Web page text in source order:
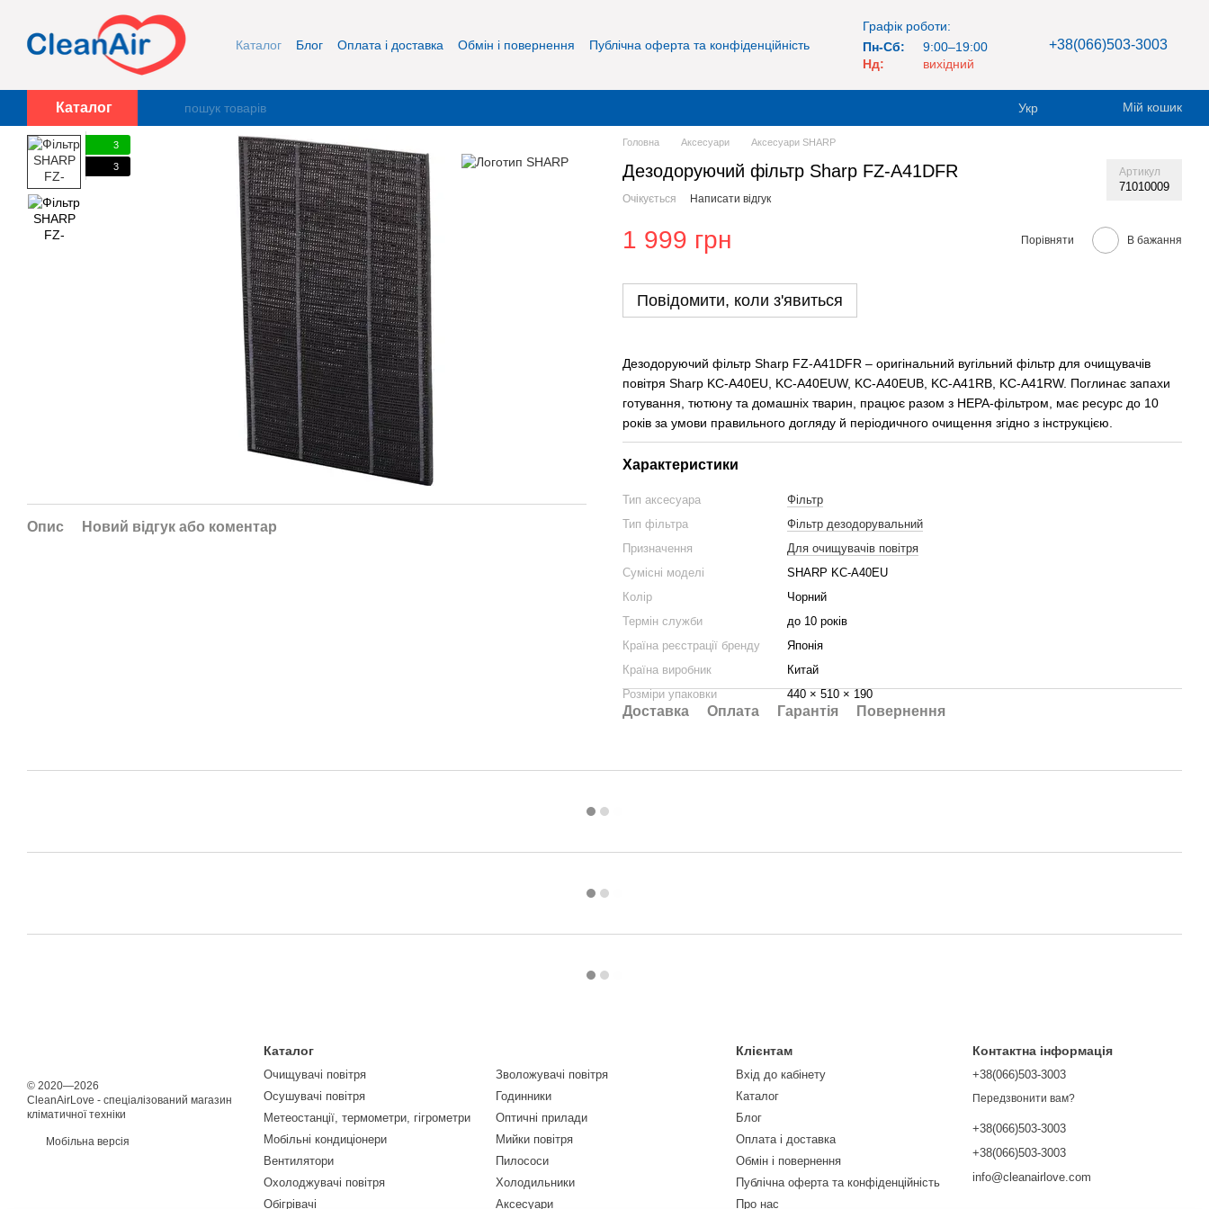
Перейти до основного контенту
Каталог Блог Оплата і доставка Обмін і повернення
Публічна оферта та конфіденційність
Графік роботи:
Пн-Сб:
9:00–19:00
Нд:
вихідний
+38(066)503-3003
Каталог Укр Мій кошик
3
3
Опис Новий відгук або коментар
Головна Аксесуари Аксесуари SHARP
Дезодоруючий фільтр Sharp FZ-A41DFR Артикул
71010009
Очікується Написати відгук
1 999 грн Порівняти В бажання
Повідомити, коли з'явиться
Дезодоруючий фільтр Sharp FZ-A41DFR – оригінальний вугільний фільтр для очищувачів
повітря Sharp KC-A40EU, KC-A40EUW, KC-A40EUB, KC-A41RB, KC-A41RW. Поглинає запахи
готування, тютюну та домашніх тварин, працює разом з HEPA-фільтром, має ресурс до 10
років за умови правильного догляду й періодичного очищення згідно з інструкцією.
Характеристики
Тип аксесуара
Фільтр
Тип фільтра
Фільтр дезодорувальний
Призначення
Для очищувачів повітря
Сумісні моделі
SHARP KC-A40EU
Колір
Чорний
Термін служби
до 10 років
Країна реєстрації бренду
Японія
Країна виробник
Китай
Розміри упаковки
440 × 510 × 190
Доставка Оплата Гарантія Повернення
© 2020—2026
CleanAirLove - спеціалізований магазин
кліматичної техніки
Мобільна версія
Каталог
Очищувачі повітря
Осушувачі повітря
Метеостанції, термометри, гігрометри
Мобільні кондиціонери
Вентилятори
Охолоджувачі повітря
Обігрівачі
Зволожувачі повітря
Годинники
Оптичні прилади
Мийки повітря
Пилососи
Холодильники
Аксесуари
Клієнтам
Вхід до кабінету
Каталог
Блог
Оплата і доставка
Обмін і повернення
Публічна оферта та конфіденційність
Про нас
Контактна інформація
+38(066)503-3003
Передзвонити вам?
+38(066)503-3003
+38(066)503-3003
info@cleanairlove.com